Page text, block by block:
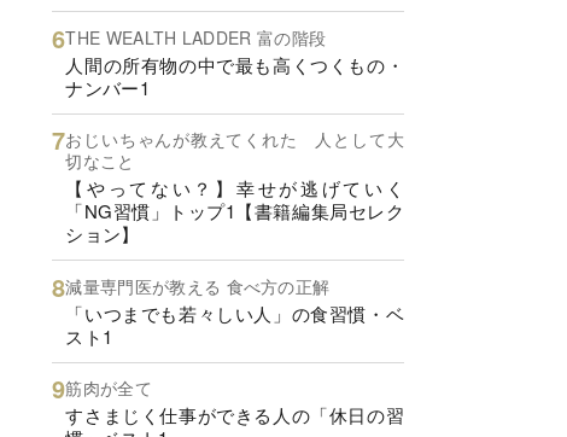
THE WEALTH LADDER 富の階段
人間の所有物の中で最も高くつくもの・
ナンバー1
おじいちゃんが教えてくれた 人として大
切なこと
【やってない？】幸せが逃げていく
「NG習慣」トップ1【書籍編集局セレク
ション】
減量専門医が教える 食べ方の正解
「いつまでも若々しい人」の食習慣・ベ
スト1
筋肉が全て
すさまじく仕事ができる人の「休日の習